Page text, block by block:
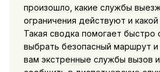
произошло, какие службы
ограничения действуют и
Такая сводка помогает быстро
выбрать безопасный маршрут и
вам экстренные службы вызов